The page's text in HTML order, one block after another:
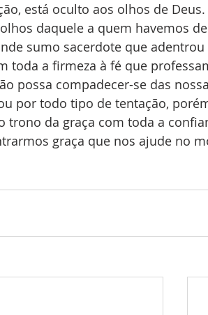
está oculto aos olhos de Deus.
daquele a quem havemos
sumo sacerdote que adentrou
toda a firmeza à fé que
possa compadecer-se das
por todo tipo de tentação,
trono da graça com toda a
graça que nos ajude no